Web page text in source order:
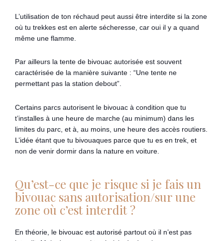
L’utilisation de ton réchaud peut aussi être interdite si la zone
où tu trekkes est en alerte sécheresse, car oui il y a quand
même une flamme.
Par ailleurs la tente de bivouac autorisée est souvent
caractérisée de la manière suivante : “Une tente ne
permettant pas la station debout”.
Certains parcs autorisent le bivouac à condition que tu
t’installes à une heure de marche (au minimum) dans les
limites du parc, et à, au moins, une heure des accès routiers.
L’idée étant que tu bivouaques parce que tu es en trek, et
non de venir dormir dans la nature en voiture.
Qu’est-ce que je risque si je fais un
bivouac sans autorisation/sur une
zone où c’est interdit ?
En théorie, le bivouac est autorisé partout où il n’est pas